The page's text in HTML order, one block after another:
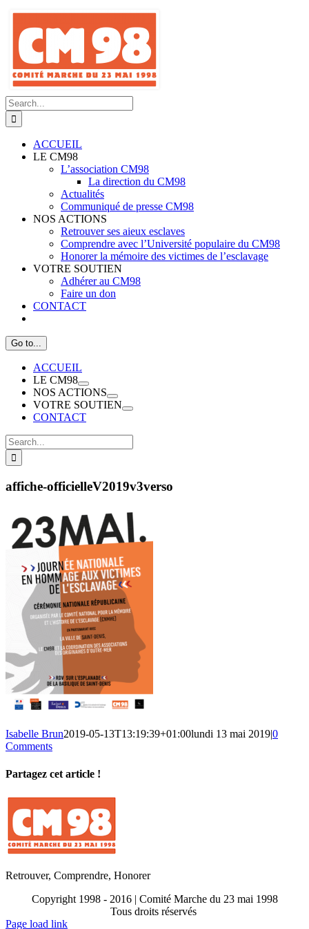
Skip
content
Search
for:
ACCUEIL
LE CM98
L’association CM98
La direction du CM98
Actualités
Communiqué de presse CM98
NOS ACTIONS
Retrouver ses aieux esclaves
Comprendre avec l’Université populaire du CM98
Honorer la mémoire des victimes de l’esclavage
VOTRE SOUTIEN
Adhérer au CM98
Faire un don
CONTACT
Go to...
ACCUEIL
LE CM98
NOS ACTIONS
VOTRE SOUTIEN
CONTACT
Search
for:
affiche-officielleV2019v3verso
Isabelle Brun2019-05-13T13:19:39+01:00lundi 13 mai 2019|0
Comments
Partagez cet article !
Facebook
X
Reddit
LinkedIn
WhatsApp
Telegram
Tumblr
Pinterest
Vk
Xing
Email
Retrouver, Comprendre, Honorer
Copyright 1998 - 2016 | Comité Marche du 23 mai 1998
Tous droits réservés
Toggle
Page load link